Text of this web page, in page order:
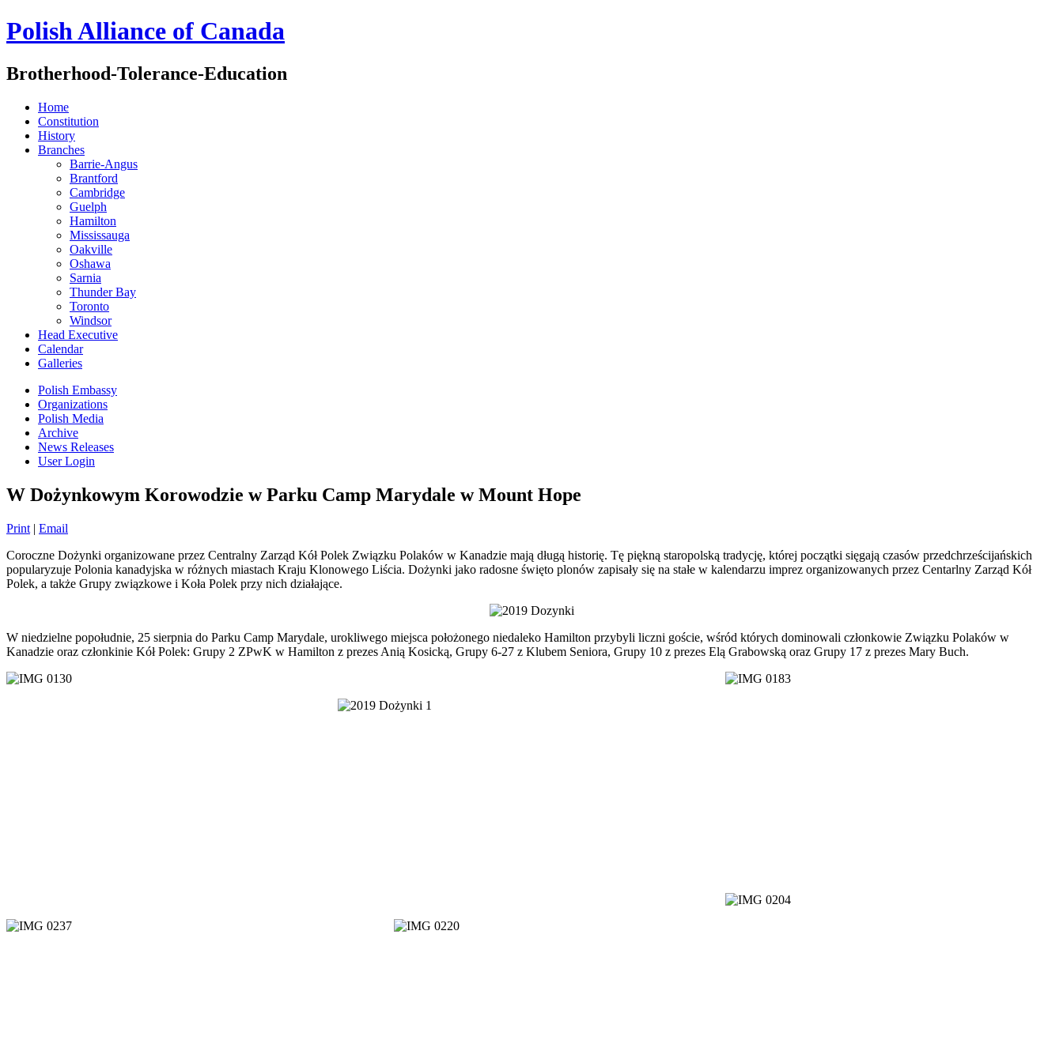
Polish Alliance of Canada
Brotherhood-Tolerance-Education
Home
Constitution
History
Branches
Barrie-Angus
Brantford
Cambridge
Guelph
Hamilton
Mississauga
Oakville
Oshawa
Sarnia
Thunder Bay
Toronto
Windsor
Head Executive
Calendar
Galleries
Polish Embassy
Organizations
Polish Media
Archive
News Releases
User Login
W Dożynkowym Korowodzie w Parku Camp Marydale w Mount Hope
Print | Email
Coroczne Dożynki organizowane przez Centralny Zarząd Kół Polek Związku Polaków w Kanadzie mają długą historię. Tę piękną staropolską tradycję, której początki sięgają czasów przedchrześcijańskich
popularyzuje Polonia kanadyjska w różnych miastach Kraju Klonowego Liścia. Dożynki jako radosne święto plonów zapisały się na stałe w kalendarzu imprez organizowanych przez Centarlny Zarząd Kół
Polek, a także Grupy związkowe i Koła Polek przy nich działające.
W niedzielne popołudnie, 25 sierpnia do Parku Camp Marydale, urokliwego miejsca położonego niedaleko Hamilton przybyli liczni goście, wśród których dominowali członkowie Związku Polaków w
Kanadzie oraz członkinie Kół Polek: Grupy 2 ZPwK w Hamilton z prezes Anią Kosicką, Grupy 6-27 z Klubem Seniora, Grupy 10 z prezes Elą Grabowską oraz Grupy 17 z prezes Mary Buch.